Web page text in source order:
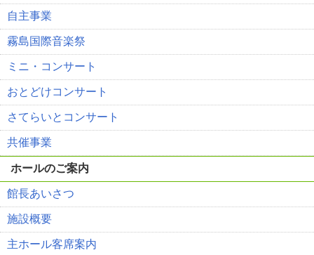
自主事業
霧島国際音楽祭
ミニ・コンサート
おとどけコンサート
さてらいとコンサート
共催事業
ホールのご案内
館長あいさつ
施設概要
主ホール客席案内